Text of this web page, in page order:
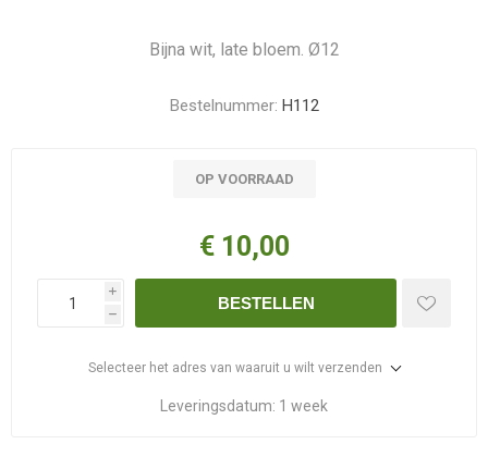
Bijna wit, late bloem. Ø12
Bestelnummer: H112
OP VOORRAAD
€ 10,00
i
h
BESTELLEN
Selecteer het adres van waaruit u wilt verzenden
Leveringsdatum: 1 week